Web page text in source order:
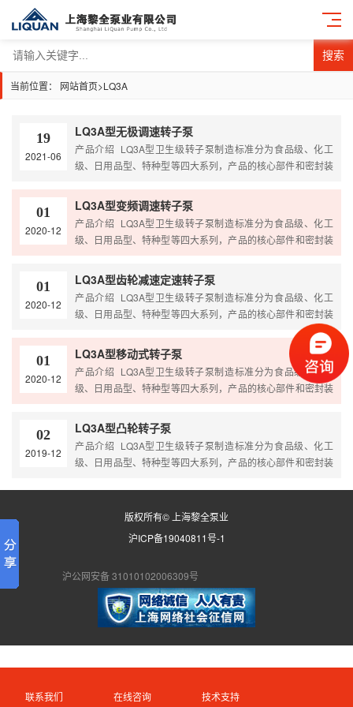
搜索
当前位置： 网站首页>LQ3A
19
2021-06
LQ3A型无极调速转子泵
产品介绍 LQ3A型卫生级转子泵制造标准分为食品级、化工
级、日用品型、特种型等四大系列，产品的核心部件和密封装
式，以满足各种物料的需要。 根据客户要求泵型可选配减速
机，速度可调，从而满足各种粘度介质的平稳输送 进出口形式
可选配卡箍快装式、法兰式、内螺纹、外螺纹、活接头 泵体可
定做耐高温型，保温型，水冷却型 产品原理 转子泵又称胶…
01
2020-12
LQ3A型变频调速转子泵
产品介绍 LQ3A型卫生级转子泵制造标准分为食品级、化工
级、日用品型、特种型等四大系列，产品的核心部件和密封装
置，根据介质的不同特性，采用不同的材质和不同的密封形
式，以满足各种物料的需要。 根据客户要求泵型可选配减速
机，速度可调，从而满足各种粘度介质的平稳输送 进出口形式
可选配卡箍快装式、法兰式、内螺纹、外螺纹、活接头 泵体可
定做耐高温型，保温型，水冷却型 产品原理 转子泵又称胶…
01
2020-12
LQ3A型齿轮减速定速转子泵
产品介绍 LQ3A型卫生级转子泵制造标准分为食品级、化工
级、日用品型、特种型等四大系列，产品的核心部件和密封装
置，根据介质的不同特性，采用不同的材质和不同的密封形
式，以满足各种物料的需要。 根据客户要求泵型可选配减速
机，速度可调，从而满足各种粘度介质的平稳输送 进出口形式
可选配卡箍快装式、法兰式、内螺纹、外螺纹、活接头 泵体可
定做耐高温型，保温型，水冷却型 产品原理 转子泵又称胶…
01
2020-12
LQ3A型移动式转子泵
产品介绍 LQ3A型卫生级转子泵制造标准分为食品级、化工
级、日用品型、特种型等四大系列，产品的核心部件和密封装
置，根据介质的不同特性，采用不同的材质和不同的密封形
式，以满足各种物料的需要。 根据客户要求泵型可选配减速
机，速度可调，从而满足各种粘度介质的平稳输送 进出口形式
可选配卡箍快装式、法兰式、内螺纹、外螺纹、活接头 泵体可
定做耐高温型，保温型，水冷却型 产品原理 转子泵又称胶…
02
2019-12
LQ3A型凸轮转子泵
产品介绍 LQ3A型卫生级转子泵制造标准分为食品级、化工
级、日用品型、特种型等四大系列，产品的核心部件和密封装
机，速度可调，从而满足各种粘度介质的平稳输送 进出口形式
定做耐高温型，保温型，水冷却型 产品原理 转子泵又称胶…
版权所有© 上海黎全泵业
沪ICP备19040811号-1
沪公网安备 31010102006309号
联系我们 在线咨询 技术支持